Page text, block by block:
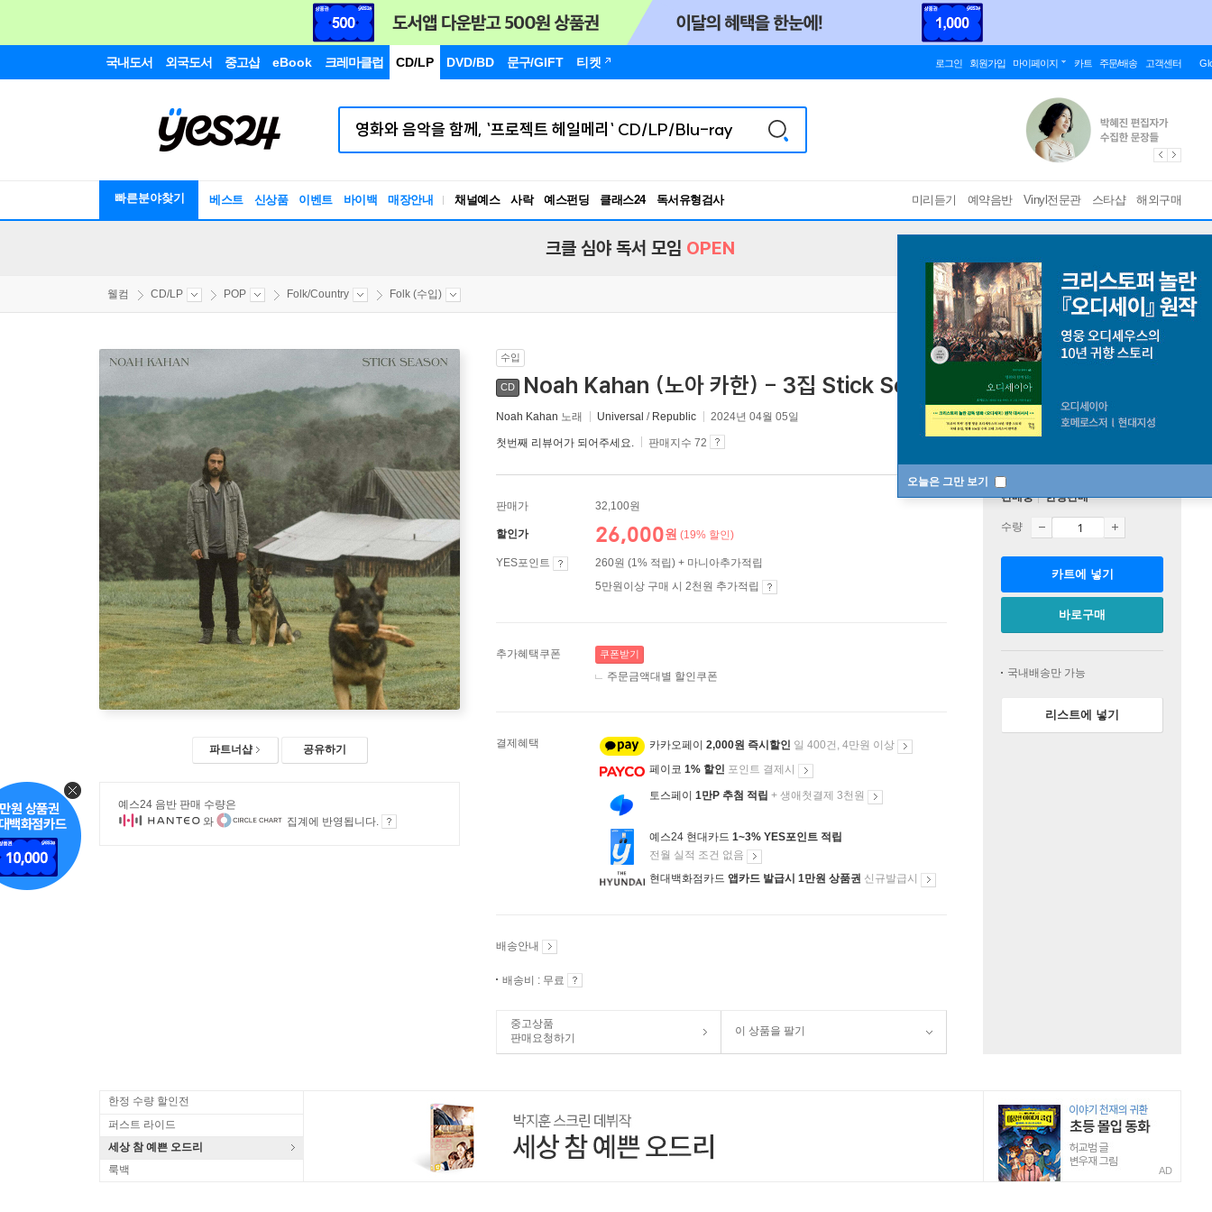
국내도서 외국도서 중고샵 eBook 크레마클럽 CD/LP DVD/BD 문구/GIFT 티켓 로그인 회원가입 마이페이지 카트 주문/배송 고객센터
빠른분야찾기 베스트 신상품 이벤트 바이백 매장안내 채널예스 사락 예스펀딩 클래스24
독서유형검사
RBTI Lab
미리듣기 예약음반 Vinyl전문관 스타샵 해외구매
오늘은 그만 보기
크클 심야 독서 모임 OPEN
웰컴 CD/LP POP Folk/Country Folk (수입)
파트너샵 공유하기
예스24 음반 판매 수량은
와
집계에 반영됩니다.
수입
CD Noah Kahan (노아 카한) - 3집 Stick Season
Noah Kahan 노래 Universal / Republic 2024년 04월 05일
첫번째 리뷰어가 되어주세요. 판매지수 72
판매가 32,100원
할인가 26,000원 (19% 할인)
YES포인트
260원 (1% 적립) + 마니아추가적립
5만원이상 구매 시 2천원 추가적립
추가혜택쿠폰 쿠폰받기
주문금액대별 할인쿠폰
결제혜택 카카오페이 2,000원 즉시할인 일 400건, 4만원 이상
페이코 1% 할인 포인트 결제시
토스페이 1만P 추첨 적립 + 생애첫결제 3천원
예스24 현대카드 1~3% YES포인트 적립
전월 실적 조건 없음
현대백화점카드 앱카드 발급시 1만원 상품권 신규발급시
배송안내
배송비 : 무료
중고상품
판매요청하기
이 상품을 팔기
판매중 한정판매
수량
카트에 넣기
바로구매
국내배송만 가능
리스트에 넣기
한정 수량 할인전
퍼스트 라이드
세상 참 예쁜 오드리
룩백
AD